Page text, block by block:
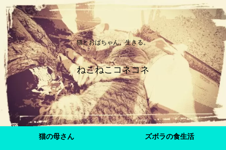
猫とおばちゃん、生きる。
ねこねこコネコネ
猫の母さん ズボラの食生活